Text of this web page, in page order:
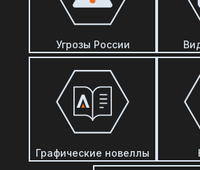
Угрозы России
Графические новеллы